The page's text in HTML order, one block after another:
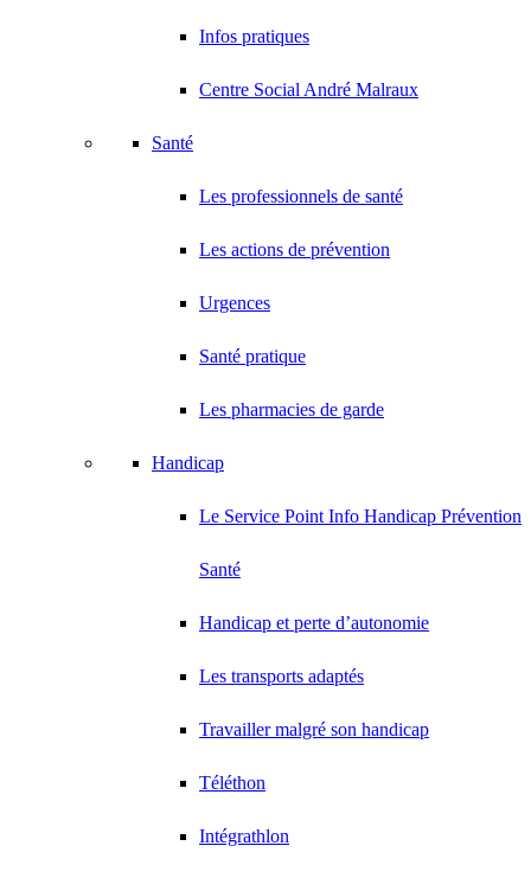
Infos pratiques
Centre Social André Malraux
Santé
Les professionnels de santé
Les actions de prévention
Urgences
Santé pratique
Les pharmacies de garde
Handicap
Le Service Point Info Handicap Prévention
Santé
Handicap et perte d’autonomie
Les transports adaptés
Travailler malgré son handicap
Téléthon
Intégrathlon